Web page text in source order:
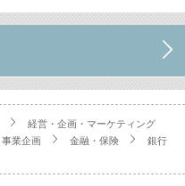
経営・企画・マーケティング
事業企画 金融・保険
銀行